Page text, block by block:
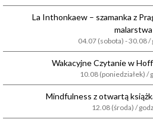
La Inthonkaew – szamanka z
malarstwa
04.07 (sobota) - 30.08 /
Wakacyjne Czytanie w
10.08 (poniedziałek) /
Mindfulness z otwartą
12.08 (środa) /